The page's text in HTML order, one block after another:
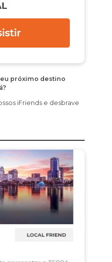
próximo destino
iFriends e desbrave